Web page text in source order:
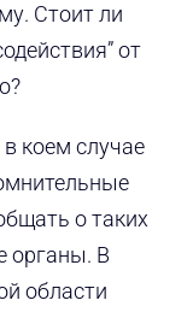
Стоит ли
от
коем случае
о таких
органы. В
области